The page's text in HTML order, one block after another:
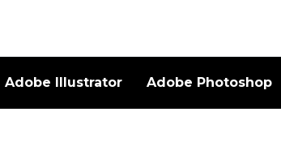
Adobe Illustrator Adobe Photoshop